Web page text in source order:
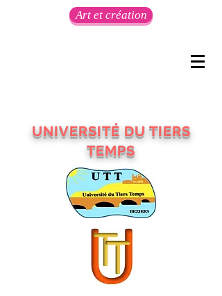
Art et création
UNIVERSITÉ DU TIERS
TEMPS